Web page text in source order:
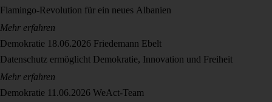
Flamingo-Revolution für ein neues Albanien
Mehr erfahren
Demokratie 18.06.2026 Friedemann Ebelt
Datenschutz ermöglicht Demokratie, Innovation und Freiheit
Mehr erfahren
Demokratie 11.06.2026 WeAct-Team